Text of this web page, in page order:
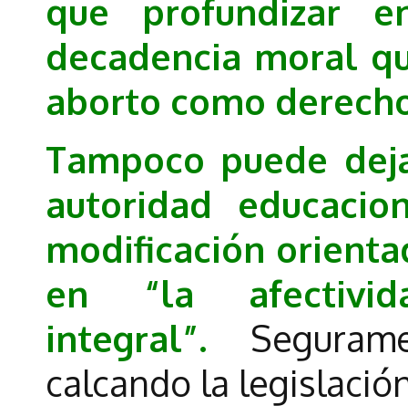
que profundizar
decadencia moral
aborto como
Tampoco puede
autoridad
modificación
en “la
integral”.
calcando la